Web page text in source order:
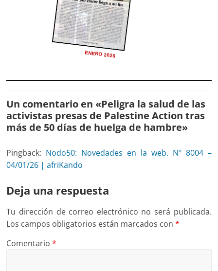
ENERO 2026
Un comentario en «Peligra la salud de las
activistas presas de Palestine Action tras
más de 50 días de huelga de hambre»
Pingback: Nodo50: Novedades en la web. Nº 8004 –
04/01/26 | afriKando
Deja una respuesta
Tu dirección de correo electrónico no será publicada.
Los campos obligatorios están marcados con*
Comentario*